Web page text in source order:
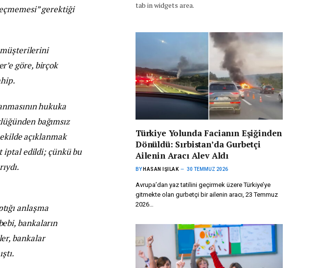
gerektiği
müşterilerini
göre, birçok
hukuka
bağımsız
açıklanmak
iptal edildi; çünkü bu
anlaşma
bankaların
bankalar
tab in widgets area.
Türkiye Yolunda Facianın Eşiğinden
Dönüldü: Sırbistan’da Gurbetçi
Ailenin Aracı Alev Aldı
BY HASAN IŞILAK 30 TEMMUZ 2026
Avrupa’dan yaz tatilini geçirmek üzere Türkiye’ye
gitmekte olan gurbetçi bir ailenin aracı, 23 Temmuz
2026…